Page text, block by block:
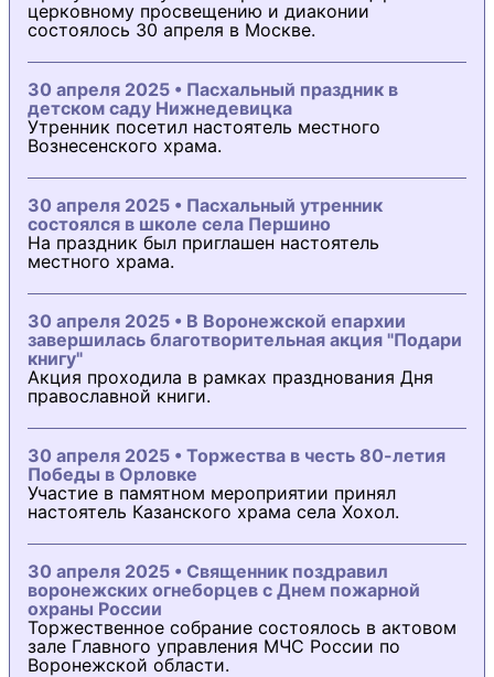
церковному просвещению и диаконии
состоялось 30 апреля в Москве.
30 апреля 2025 • Пасхальный праздник в
детском саду Нижнедевицка
Утренник посетил настоятель местного
Вознесенского храма.
30 апреля 2025 • Пасхальный утренник
состоялся в школе села Першино
На праздник был приглашен настоятель
местного храма.
30 апреля 2025 • В Воронежской епархии
завершилась благотворительная акция "Подари
книгу"
Акция проходила в рамках празднования Дня
православной книги.
30 апреля 2025 • Торжества в честь 80-летия
Победы в Орловке
Участие в памятном мероприятии принял
настоятель Казанского храма села Хохол.
30 апреля 2025 • Священник поздравил
воронежских огнеборцев с Днем пожарной
охраны России
Торжественное собрание состоялось в актовом
зале Главного управления МЧС России по
Воронежской области.